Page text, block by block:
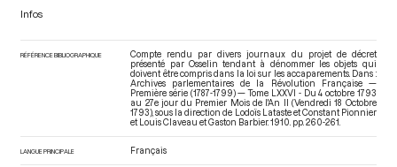
Infos
RÉFÉRENCE BIBLIOGRAPHIQUE
Compte rendu par divers journaux du projet de décret
présenté par Osselin tendant à dénommer les objets qui
doivent être compris dans la loi sur les accaparements. Dans :
Archives parlementaires de la Révolution Française —
Première série (1787-1799) — Tome LXXVI - Du 4 octobre 1793
au 27e jour du Premier Mois de l'An II (Vendredi 18 Octobre
1793) , sous la direction de Lodoïs Lataste et Constant Pionnier
et Louis Claveau et Gaston Barbier. 1910. pp. 260-261.
LANGUE PRINCIPALE Français